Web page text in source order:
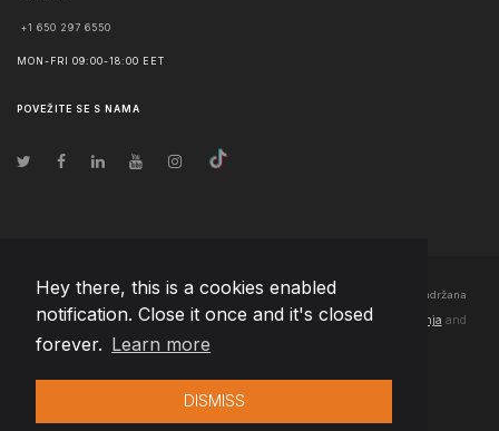
Hey there, this is a cookies enabled
notification. Close it once and it's closed
forever. Learn more
DISMISS
+1 650 297 6550
MON-FRI 09:00-18:00 EET
POVEŽITE SE S NAMA
© Autorska prava 2026 Team Extension Bosnia Herzegovina - Sva prava zadržana
Changelog● Korišćenjem ove stranice slažete se sa našimPravila korištenja and
Politika privatnosti